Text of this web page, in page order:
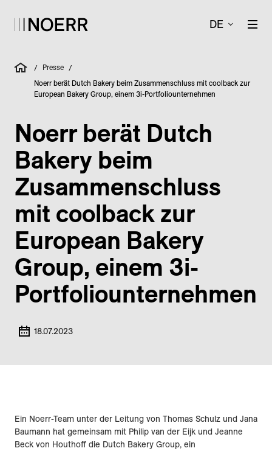
DE
/ Presse /
Noerr berät Dutch Bakery beim Zusammenschluss mit coolback zur
European Bakery Group, einem 3i-Portfoliounternehmen
Noerr berät Dutch
Bakery beim
Zusammenschluss
mit coolback zur
European Bakery
Group, einem 3i-
Portfoliounternehmen
18.07.2023
Ein Noerr-Team unter der Leitung von Thomas Schulz und Jana
Baumann hat gemeinsam mit Philip van der Eijk und Jeanne
Beck von Houthoff die Dutch Bakery Group, ein